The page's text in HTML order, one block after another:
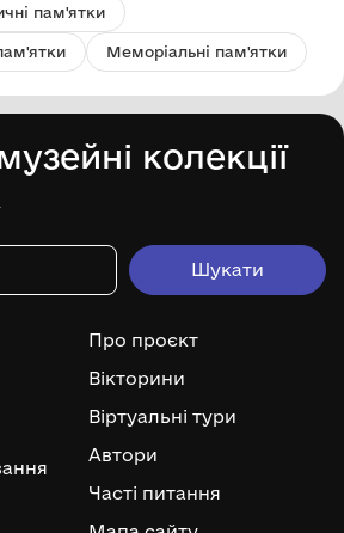
пам'ятки
Меморіальні пам'ятки
колекції
Про проєкт
Вікторини
Віртуальні тури
Автори
Часті питання